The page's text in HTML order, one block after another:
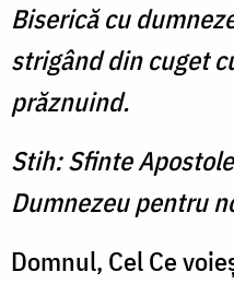
Biserică cu
strigând din cuget
prăznuind.
Stih: Sfinte
Dumnezeu pentru
Domnul, Cel Ce